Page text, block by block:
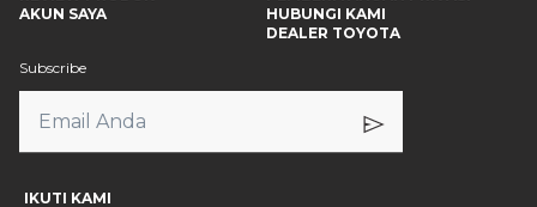
AKUN SAYA
HUBUNGI KAMI
DEALER TOYOTA
Subscribe
IKUTI KAMI